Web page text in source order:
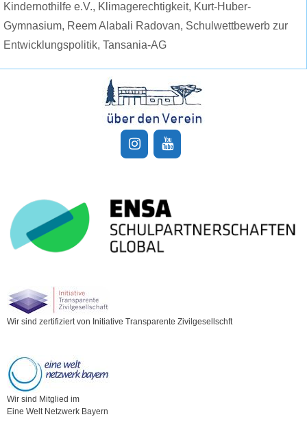
Kindernothilfe e.V., Klimagerechtigkeit, Kurt-Huber-
Gymnasium, Reem Alabali Radovan, Schulwettbewerb zur
Entwicklungspolitik, Tansania-AG
Wir sind zertifiziert von Initiative Transparente Zivilgesellschft
Wir sind Mitglied im
Eine Welt Netzwerk Bayern